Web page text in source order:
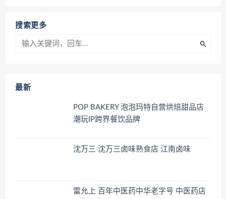
搜索更多
最新
POP BAKERY 泡泡玛特自营烘焙甜品店
潮玩IP跨界餐饮品牌
沈万三 沈万三卤味熟食店 江南卤味
雷允上 百年中医药中华老字号 中医药店